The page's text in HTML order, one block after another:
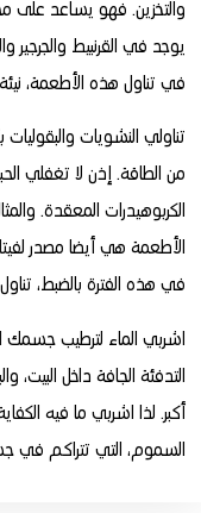
والتخزين. فهو يساعد على
يوجد في القرنبيط والجرجير
في تناول هذه الأطعمة،
تناولي النشويات
من الطاقة. إذن لا تغفلي
الكربوهيدرات المعقدة.
الأطعمة هي أيضا مصدر
في هذه الفترة بالضبط،
اشربي الماء لترطيب
التدفئة الجافة داخل
أكبر. لذا اشربي ما فيه
السموم، التي تتراكم في